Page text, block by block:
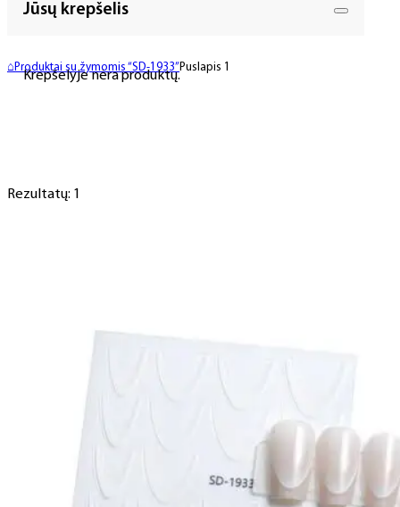
Jūsų krepšelis
Krepšelyje nėra produktų.
⌂ Produktai su žymomis “SD-1933” Puslapis 1
Rezultatų: 1